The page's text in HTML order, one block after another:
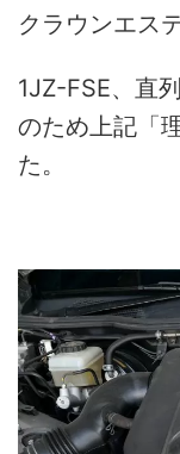
クラウンエス
1JZ-FSE、直
のため上記「
た。